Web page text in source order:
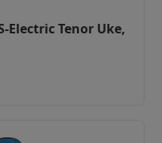
Electric Tenor Uke,